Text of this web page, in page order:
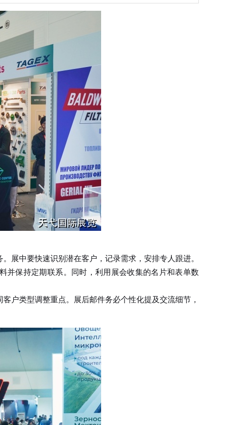
中要快速识别潜在客户，记录需求，安排专人跟进。
并保持定期联系。同时，利用展会收集的名片和表单数
类型调整重点。展后邮件务必个性化提及交流细节，